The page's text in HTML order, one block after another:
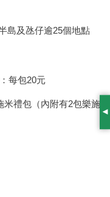
島及氹仔逾25個地點
每包20元
禮包（內附有2包樂施